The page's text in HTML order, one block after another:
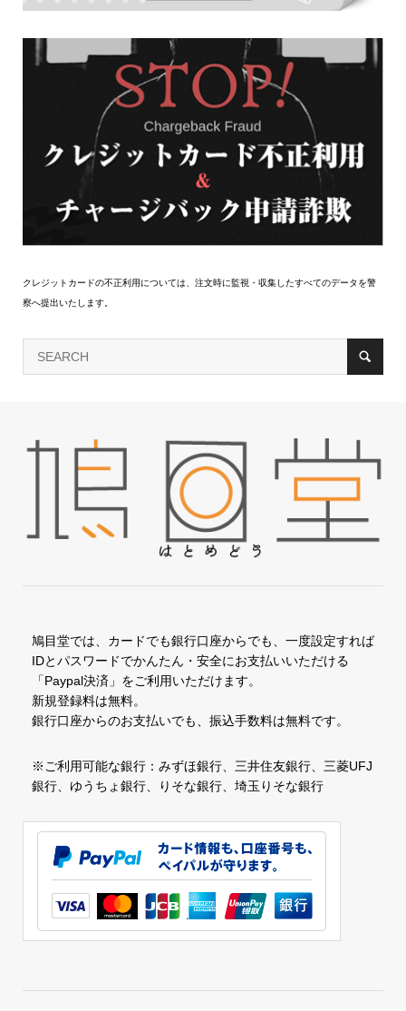
クレジットカードの不正利用については、注文時に監視・収集したすべてのデータを警
察へ提出いたします。
鳩目堂では、カードでも銀行口座からでも、一度設定すれば
IDとパスワードでかんたん・安全にお支払いいただける
「Paypal決済」をご利用いただけます。
新規登録料は無料。
銀行口座からのお支払いでも、振込手数料は無料です。
※ご利用可能な銀行：みずほ銀行、三井住友銀行、三菱UFJ
銀行、ゆうちょ銀行、りそな銀行、埼玉りそな銀行